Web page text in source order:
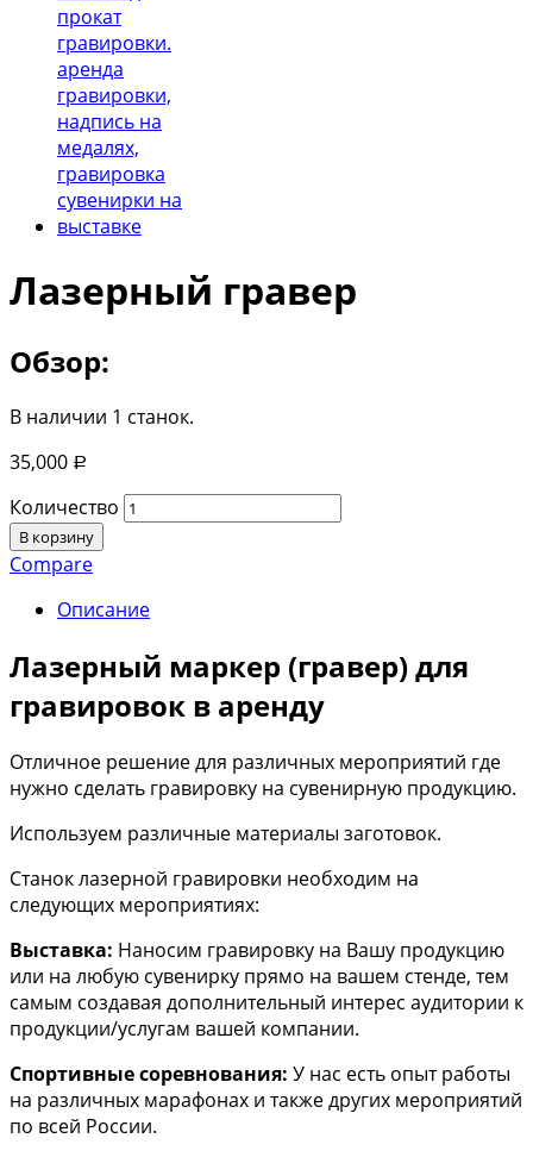
Лазерный гравер
Обзор:
В наличии 1 станок.
35,000 Р
Количество
В корзину
Compare
Описание
Лазерный маркер (гравер) для
гравировок в аренду
Отличное решение для различных мероприятий где
нужно сделать гравировку на сувенирную продукцию.
Используем различные материалы заготовок.
Станок лазерной гравировки необходим на
следующих мероприятиях:
Выставка: Наносим гравировку на Вашу продукцию
или на любую сувенирку прямо на вашем стенде, тем
самым создавая дополнительный интерес аудитории к
продукции/услугам вашей компании.
Спортивные соревнования: У нас есть опыт работы
на различных марафонах и также других мероприятий
по всей России.